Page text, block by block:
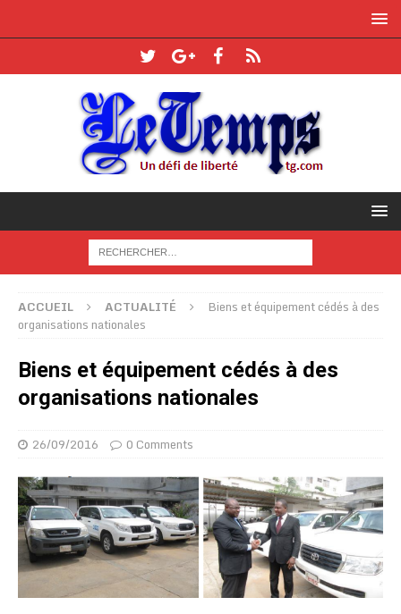
ACCUEIL ACTUALITÉ
Biens et équipement cédés à des
organisations nationales
Biens et équipement cédés à des
organisations nationales
26/09/2016 0 Comments